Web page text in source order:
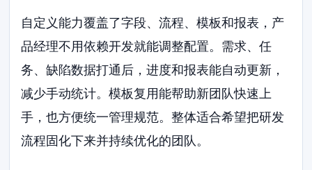
自定义能力覆盖了字段、流程、模板和报表，产
品经理不用依赖开发就能调整配置。需求、任
务、缺陷数据打通后，进度和报表能自动更新，
减少手动统计。模板复用能帮助新团队快速上
手，也方便统一管理规范。整体适合希望把研发
流程固化下来并持续优化的团队。